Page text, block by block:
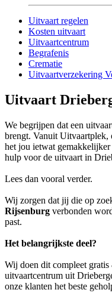
Uitvaart regelen
Kosten uitvaart
Uitvaartcentrum
Begrafenis
Crematie
Uitvaartverzekering
Uitvaart
We begrijpen dat een
brengt. Vanuit Uitvaartplek,
het jou ietwat
hulp voor de uitvaart in
Lees dan vooral verder.
Wij zorgen dat jij die op
Rijsenburg verbonden
past.
Het belangrijkste deel?
Wij doen dit compleet
uitvaartcentrum uit
onze klanten het beste